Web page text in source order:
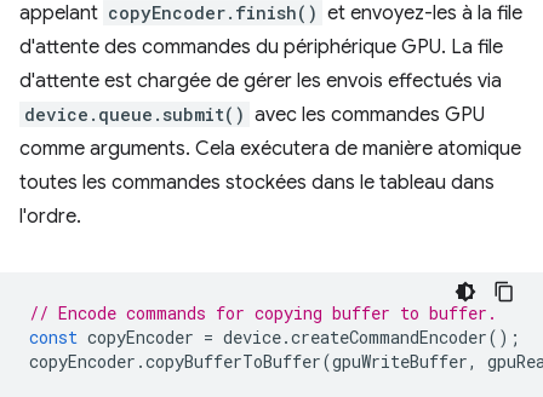
appelant copyEncoder.finish() et envoyez-les à la file
d'attente des commandes du périphérique GPU. La file
d'attente est chargée de gérer les envois effectués via
device.queue.submit() avec les commandes GPU
comme arguments. Cela exécutera de manière atomique
toutes les commandes stockées dans le tableau dans
l'ordre.
// Encode commands for copying buffer to buffer.
const copyEncoder = device.createCommandEncoder();
copyEncoder .copyBufferToBuffer(gpuWriteBuffer,